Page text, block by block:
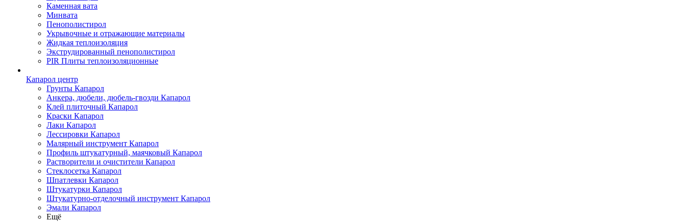
Каменная вата
Минвата
Пенополистирол
Укрывочные и отражающие материалы
Жидкая теплоизоляция
Экструдированный пенополистирол
PIR Плиты теплоизоляционные
Капарол центр
Грунты Капарол
Анкера, дюбели, дюбель-гвозди Капарол
Клей плиточный Капарол
Краски Капарол
Лаки Капарол
Лессировки Капарол
Малярный инструмент Капарол
Профиль штукатурный, маячковый Капарол
Растворители и очистители Капарол
Cтеклосетка Капарол
Шпатлевки Капарол
Штукатурки Капарол
Штукатурно-отделочный инструмент Капарол
Эмали Капарол
Ещё